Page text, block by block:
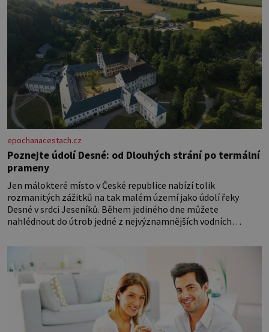
epochanacestach.cz
Poznejte údolí Desné: od Dlouhých strání po termální
prameny
Jen málokteré místo v České republice nabízí tolik
rozmanitých zážitků na tak malém území jako údolí řeky
Desné v srdci Jeseníků. Během jediného dne můžete
nahlédnout do útrob jedné z nejvýznamnějších vodních
koloběžce a den zakončit poznáváním památek ve Velkých